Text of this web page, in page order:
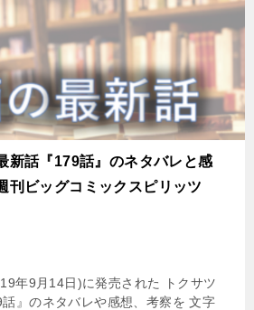
新話『179話』のネタバレと感
刊ビッグコミックスピリッツ
年9月14日)に発売された トクサツ
』のネタバレや感想、考察を 文字